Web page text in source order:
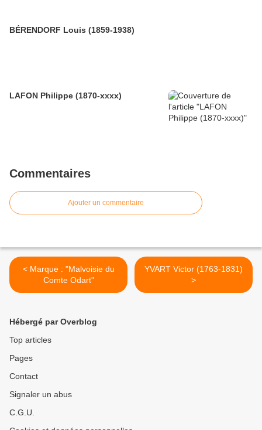
BÉRENDORF Louis (1859-1938)
LAFON Philippe (1870-xxxx)
Commentaires
Ajouter un commentaire
< Marque : "Malvoisie du
Comte Odart"
YVART Victor (1763-1831)
>
Hébergé par Overblog
Top articles
Pages
Contact
Signaler un abus
C.G.U.